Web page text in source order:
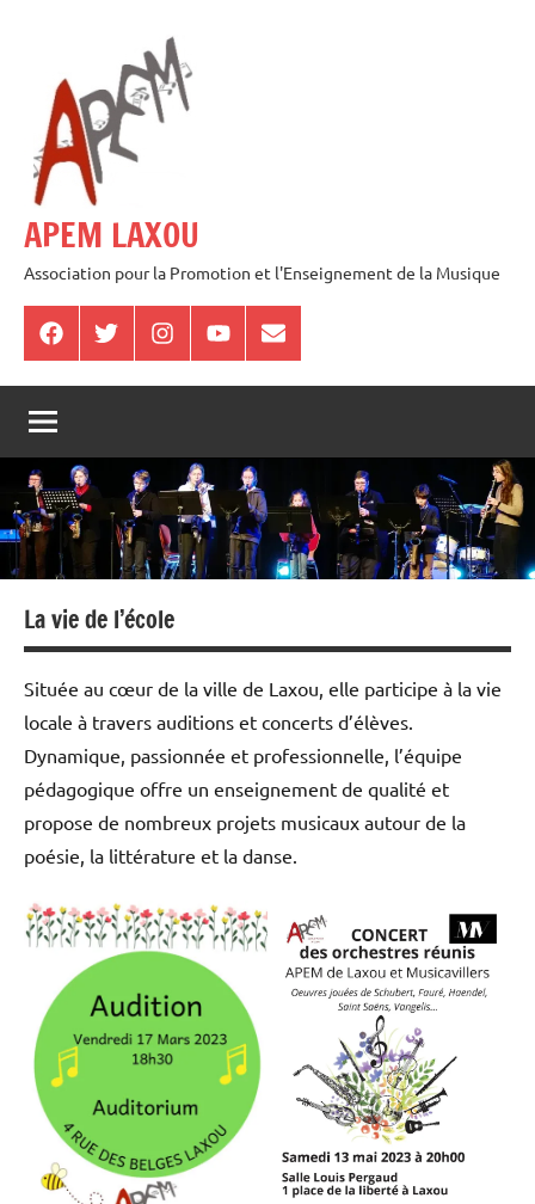
contenu
APEM LAXOU
Association pour la Promotion et l'Enseignement de la Musique
FacebookTwitterInstagramYoutube
E-
mail
La vie de l’école
Située au cœur de la ville de Laxou, elle participe à la vie
locale à travers auditions et concerts d’élèves.
Dynamique, passionnée et professionnelle, l’équipe
pédagogique offre un enseignement de qualité et
propose de nombreux projets musicaux autour de la
poésie, la littérature et la danse.